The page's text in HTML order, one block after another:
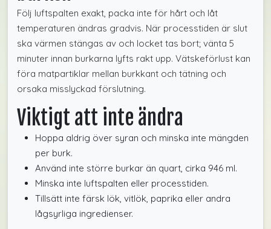
Följ luftspalten exakt, packa inte för hårt och låt
temperaturen ändras gradvis. När processtiden är slut
ska värmen stängas av och locket tas bort; vänta 5
minuter innan burkarna lyfts rakt upp. Vätskeförlust kan
föra matpartiklar mellan burkkant och tätning och
orsaka misslyckad förslutning.
Viktigt att inte ändra
Hoppa aldrig över syran och minska inte mängden
per burk.
Använd inte större burkar än quart, cirka 946 ml.
Minska inte luftspalten eller processtiden.
Tillsätt inte färsk lök, vitlök, paprika eller andra
lågsyrliga ingredienser.